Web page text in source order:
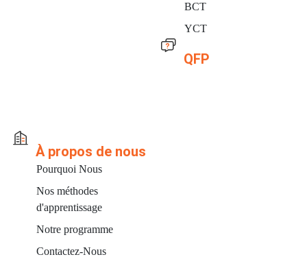
BCT
YCT
QFP
À propos de nous
Pourquoi Nous
Nos méthodes
d'apprentissage
Notre programme
Contactez-Nous